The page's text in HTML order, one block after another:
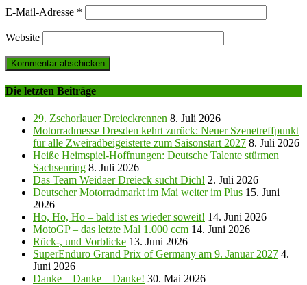
E-Mail-Adresse *
Website
Die letzten Beiträge
29. Zschorlauer Dreieckrennen 8. Juli 2026
Motorradmesse Dresden kehrt zurück: Neuer Szenetreffpunkt
für alle Zweiradbeigeisterte zum Saisonstart 2027 8. Juli 2026
Heiße Heimspiel-Hoffnungen: Deutsche Talente stürmen
Sachsenring 8. Juli 2026
Das Team Weidaer Dreieck sucht Dich! 2. Juli 2026
Deutscher Motorradmarkt im Mai weiter im Plus 15. Juni
2026
Ho, Ho, Ho – bald ist es wieder soweit! 14. Juni 2026
MotoGP – das letzte Mal 1.000 ccm 14. Juni 2026
Rück-, und Vorblicke 13. Juni 2026
SuperEnduro Grand Prix of Germany am 9. Januar 2027 4.
Juni 2026
Danke – Danke – Danke! 30. Mai 2026